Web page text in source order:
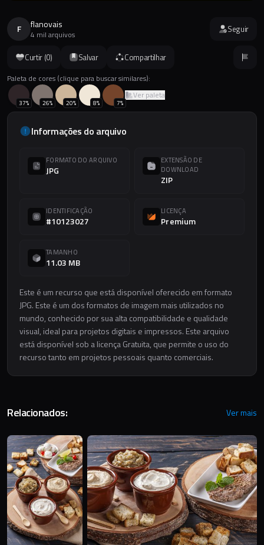
Curtir (0) Salvar Compartilhar
Paleta de cores (clique para buscar similares):
37% 26% 20% 8% 7%
Ver paleta
Informações do arquivo
FORMATO DO ARQUIVO
JPG
EXTENSÃO DE
DOWNLOAD
ZIP
IDENTIFICAÇÃO
#10123027
LICENÇA
Premium
TAMANHO
11.03 MB
Este é um recurso que está disponível oferecido em formato
JPG. Este é um dos formatos de imagem mais utilizados no
mundo, conhecido por sua alta compatibilidade e qualidade
visual, ideal para projetos digitais e impressos. Este arquivo
está disponível sob a licença Gratuita, que permite o uso do
recurso tanto em projetos pessoais quanto comerciais.
F flanovais
4 mil arquivos Seguir
Relacionados: Ver mais